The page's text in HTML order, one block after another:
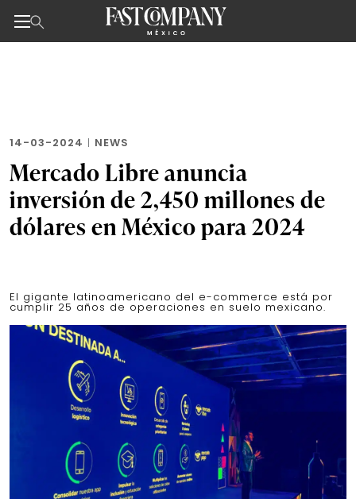
14-03-2024 | NEWS
Mercado Libre anuncia
inversión de 2,450 millones de
dólares en México para 2024
El gigante latinoamericano del e-commerce está por
cumplir 25 años de operaciones en suelo mexicano.